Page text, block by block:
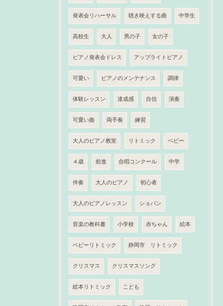
発表会リハーサル 聴き映えする曲 中学生
高校生 大人 男の子 女の子
ピアノ発表会ドレス アップライトピアノ
可愛い ピアノのメンテナンス 調律
体験レッスン 達成感 自信 演奏
可愛い曲 両手奏 練習
大人のピアノ教室 リトミック ベビー
４歳 前進 合唱コンクール 中学
伴奏 大人のピアノ 初心者
大人のピアノレッスン ショパン
音楽の教科書 小学校 赤ちゃん 絵本
ベビーリトミック 静岡市 リトミック
クリスマス クリスマスソング
絵本リトミック こども